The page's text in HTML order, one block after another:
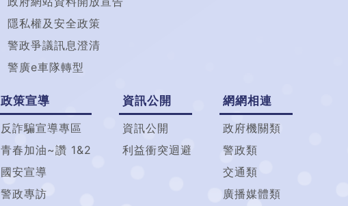
隱私權及安全政策
警政爭議訊息澄清
警廣e車隊轉型
政策宣導
反詐騙宣導專區
青春加油~讚 1&2
國安宣導
警政專訪
資訊公開
資訊公開
利益衝突迴避
網網相連
政府機關類
警政類
交通類
廣播媒體類